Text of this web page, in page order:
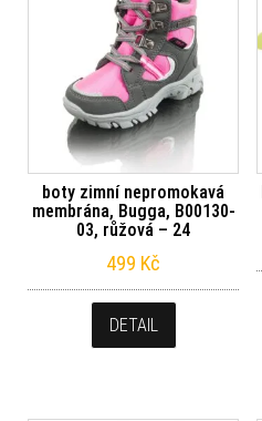
boty zimní nepromokavá
membrána, Bugga, B00130-
03, růžová – 24
499 Kč
DETAIL